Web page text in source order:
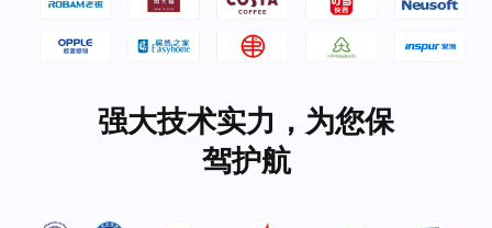
强大技术实力，为您保
驾护航